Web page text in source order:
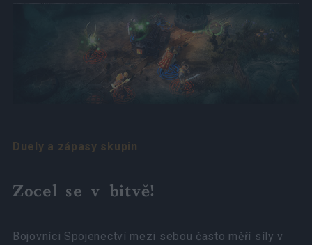
Duely a zápasy skupin
Zocel se v bitvě!
Bojovníci Spojenectví mezi sebou často měří síly v